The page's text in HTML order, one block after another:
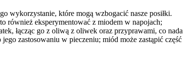
wykorzystanie, które mogą wzbogacić nasze posiłki.
również eksperymentować z miodem w napojach;
łącząc go z oliwą z oliwek oraz przyprawami, co nada
zastosowaniu w pieczeniu; miód może zastąpić część